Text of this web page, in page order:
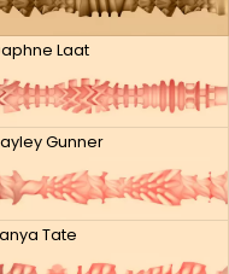
Laat
Gunner
Tate